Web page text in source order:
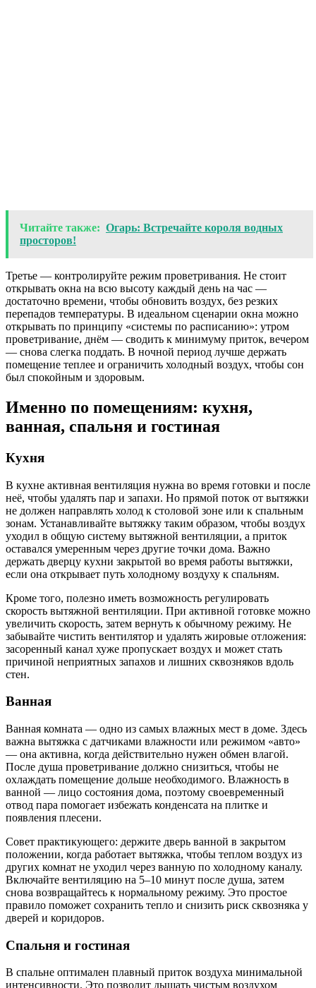
Читайте также: Огарь: Встречайте короля водных
просторов!
Третье — контролируйте режим проветривания. Не стоит
открывать окна на всю высоту каждый день на час —
достаточно времени, чтобы обновить воздух, без резких
перепадов температуры. В идеальном сценарии окна можно
открывать по принципу «системы по расписанию»: утром
проветривание, днём — сводить к минимуму приток, вечером
— снова слегка поддать. В ночной период лучше держать
помещение теплее и ограничить холодный воздух, чтобы сон
был спокойным и здоровым.
Именно по помещениям: кухня,
ванная, спальня и гостиная
Кухня
В кухне активная вентиляция нужна во время готовки и после
неё, чтобы удалять пар и запахи. Но прямой поток от вытяжки
не должен направлять холод к столовой зоне или к спальным
зонам. Устанавливайте вытяжку таким образом, чтобы воздух
уходил в общую систему вытяжной вентиляции, а приток
оставался умеренным через другие точки дома. Важно
держать дверцу кухни закрытой во время работы вытяжки,
если она открывает путь холодному воздуху к спальням.
Кроме того, полезно иметь возможность регулировать
скорость вытяжной вентиляции. При активной готовке можно
увеличить скорость, затем вернуть к обычному режиму. Не
забывайте чистить вентилятор и удалять жировые отложения:
засоренный канал хуже пропускает воздух и может стать
причиной неприятных запахов и лишних сквозняков вдоль
стен.
Ванная
Ванная комната — одно из самых влажных мест в доме. Здесь
важна вытяжка с датчиками влажности или режимом «авто»
— она активна, когда действительно нужен обмен влагой.
После душа проветривание должно снизиться, чтобы не
охлаждать помещение дольше необходимого. Влажность в
ванной — лицо состояния дома, поэтому своевременный
отвод пара помогает избежать конденсата на плитке и
появления плесени.
Совет практикующего: держите дверь ванной в закрытом
положении, когда работает вытяжка, чтобы теплом воздух из
других комнат не уходил через ванную по холодному каналу.
Включайте вентиляцию на 5–10 минут после душа, затем
снова возвращайтесь к нормальному режиму. Это простое
правило поможет сохранить тепло и снизить риск сквозняка у
дверей и коридоров.
Спальня и гостиная
В спальне оптимален плавный приток воздуха минимальной
интенсивности. Это позволит дышать чистым воздухом